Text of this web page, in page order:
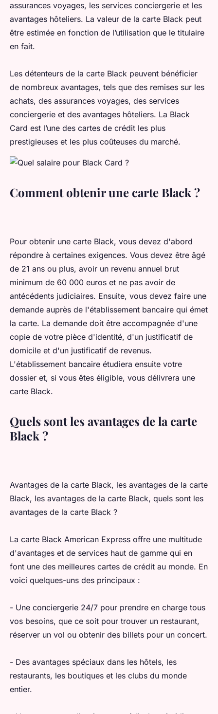
assurances voyages, les services conciergerie et les
avantages hôteliers. La valeur de la carte Black peut
être estimée en fonction de l’utilisation que le titulaire
en fait.
Les détenteurs de la carte Black peuvent bénéficier
de nombreux avantages, tels que des remises sur les
achats, des assurances voyages, des services
conciergerie et des avantages hôteliers. La Black
Card est l’une des cartes de crédit les plus
prestigieuses et les plus coûteuses du marché.
Comment obtenir une carte Black ?
Pour obtenir une carte Black, vous devez d'abord
répondre à certaines exigences. Vous devez être âgé
de 21 ans ou plus, avoir un revenu annuel brut
minimum de 60 000 euros et ne pas avoir de
antécédents judiciaires. Ensuite, vous devez faire une
demande auprès de l'établissement bancaire qui émet
la carte. La demande doit être accompagnée d'une
copie de votre pièce d'identité, d'un justificatif de
domicile et d'un justificatif de revenus.
L'établissement bancaire étudiera ensuite votre
dossier et, si vous êtes éligible, vous délivrera une
carte Black.
Quels sont les avantages de la carte
Black ?
Avantages de la carte Black, les avantages de la carte
Black, les avantages de la carte Black, quels sont les
avantages de la carte Black ?
La carte Black American Express offre une multitude
d'avantages et de services haut de gamme qui en
font une des meilleures cartes de crédit au monde. En
voici quelques-uns des principaux :
- Une conciergerie 24/7 pour prendre en charge tous
vos besoins, que ce soit pour trouver un restaurant,
réserver un vol ou obtenir des billets pour un concert.
- Des avantages spéciaux dans les hôtels, les
restaurants, les boutiques et les clubs du monde
entier.